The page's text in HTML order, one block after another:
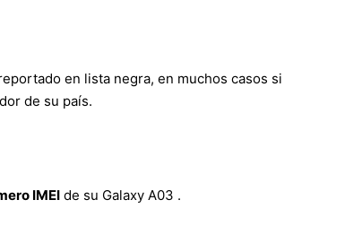
en lista negra, en muchos casos si
de su país.
IMEI de su Galaxy A03 .